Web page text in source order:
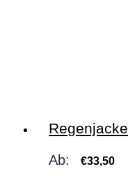
Regenjacke
Ab: €33,50